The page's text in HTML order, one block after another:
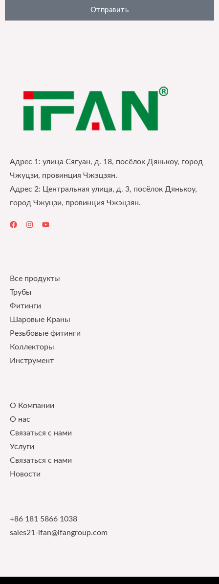
Отправить
Адрес 1: улица Сягуан, д. 18, посёлок Дянькоу, город
Чжуцзи, провинция Чжэцзян.
Адрес 2: Центральная улица, д. 3, посёлок Дянькоу,
город Чжуцзи, провинция Чжэцзян.
Все продукты
Трубы
Фитинги
Шаровые Краны
Pезьбовые фитинги
Коллекторы
Инструмент
О Компании
О нас
Связаться с нами
Услуги
Связаться с нами
Новости
+86 181 5866 1038
sales21-ifan@ifangroup.com